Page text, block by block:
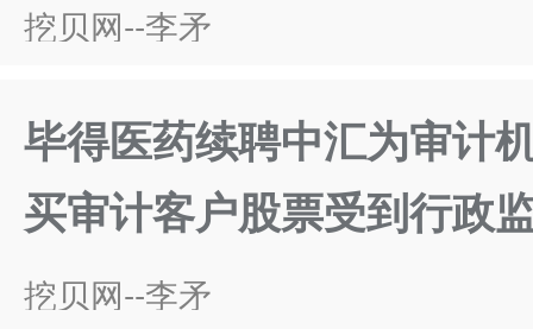
挖贝网--李矛
毕得医药续聘中汇为审计
买审计客户股票受到行政
挖贝网--李矛